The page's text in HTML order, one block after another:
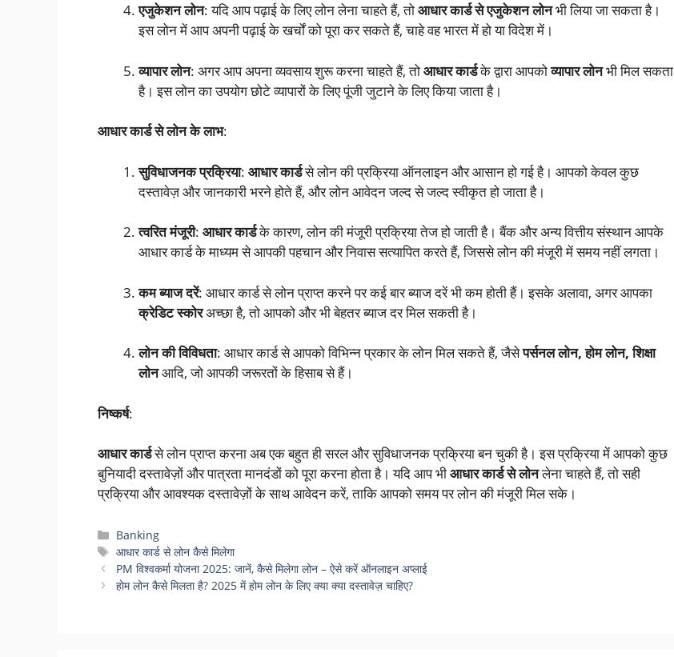
एजुकेशन लोन: यदि आप पढ़ाई के लिए लोन लेना चाहते हैं, तोआधार कार्ड से एजुकेशन लोनभी लिया जा सकता है।
इस लोन में आप अपनी पढ़ाई के खर्चों को पूरा कर सकते हैं, चाहे वह भारत में हो या विदेश में।
व्यापार लोन: अगर आप अपना व्यवसाय शुरू करना चाहते हैं, तोआधार कार्डके द्वारा आपकोव्यापार लोनभी मिल सकता
है। इस लोन का उपयोग छोटे व्यापारों के लिए पूंजी जुटाने के लिए किया जाता है।
आधार कार्ड से लोन के लाभ:
सुविधाजनक प्रक्रिया: आधार कार्डसे लोन की प्रक्रिया ऑनलाइन और आसान हो गई है। आपको केवल कुछ
दस्तावेज़ और जानकारी भरने होते हैं, और लोन आवेदन जल्द से जल्द स्वीकृत हो जाता है।
त्वरित मंजूरी: आधार कार्डके कारण, लोन की मंजूरी प्रक्रिया तेज हो जाती है। बैंक और अन्य वित्तीय संस्थान आपके
आधार कार्ड के माध्यम से आपकी पहचान और निवास सत्यापित करते हैं, जिससे लोन की मंजूरी में समय नहीं लगता।
कम ब्याज दरें: आधार कार्ड से लोन प्राप्त करने पर कई बार ब्याज दरें भी कम होती हैं। इसके अलावा, अगर आपका
क्रेडिट स्कोरअच्छा है, तो आपको और भी बेहतर ब्याज दर मिल सकती है।
लोन की विविधता: आधार कार्ड से आपको विभिन्न प्रकार के लोन मिल सकते हैं, जैसेपर्सनल लोन, होम लोन, शिक्षा
लोनआदि, जो आपकी जरूरतों के हिसाब से हैं।
निष्कर्ष:
आधार कार्डसे लोन प्राप्त करना अब एक बहुत ही सरल और सुविधाजनक प्रक्रिया बन चुकी है। इस प्रक्रिया में आपको कुछ
बुनियादी दस्तावेज़ों और पात्रता मानदंडों को पूरा करना होता है। यदि आप भीआधार कार्ड से लोनलेना चाहते हैं, तो सही
प्रक्रिया और आवश्यक दस्तावेज़ों के साथ आवेदन करें, ताकि आपको समय पर लोन की मंजूरी मिल सके।
Categories
Banking
Tags
आधार कार्ड से लोन कैसे मिलेगा
PM विश्वकर्मा योजना 2025: जानें, कैसे मिलेगा लोन – ऐसे करें ऑनलाइन अप्लाई
होम लोन कैसे मिलता है? 2025 में होम लोन के लिए क्या क्या दस्तावेज़ चाहिए?